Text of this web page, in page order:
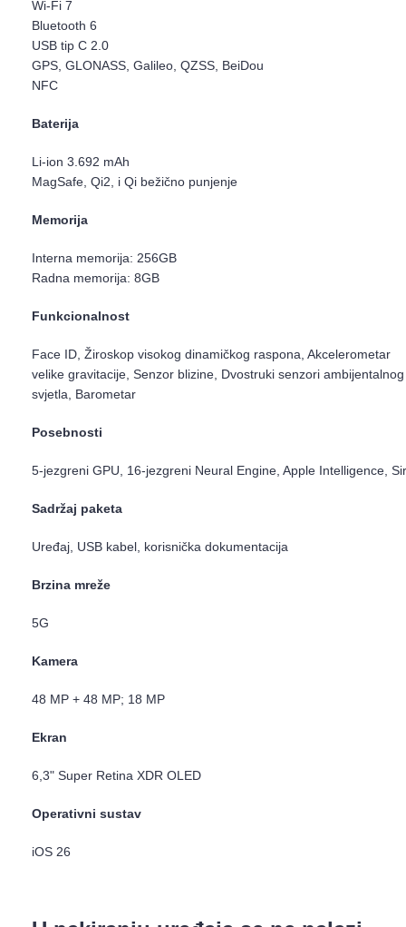
Wi-Fi 7
Bluetooth 6
USB tip C 2.0
GPS, GLONASS, Galileo, QZSS, BeiDou
NFC
Baterija
Li-ion 3.692 mAh
MagSafe, Qi2, i Qi bežično punjenje
Memorija
Interna memorija: 256GB
Radna memorija: 8GB
Funkcionalnost
Face ID, Žiroskop visokog dinamičkog raspona, Akcelerometar
velike gravitacije, Senzor blizine, Dvostruki senzori ambijentalnog
svjetla, Barometar
Posebnosti
5-jezgreni GPU, 16-jezgreni Neural Engine, Apple Intelligence,
Sadržaj paketa
Uređaj, USB kabel, korisnička dokumentacija
Brzina mreže
5G
Kamera
48 MP + 48 MP; 18 MP
Ekran
6,3" Super Retina XDR OLED
Operativni sustav
iOS 26